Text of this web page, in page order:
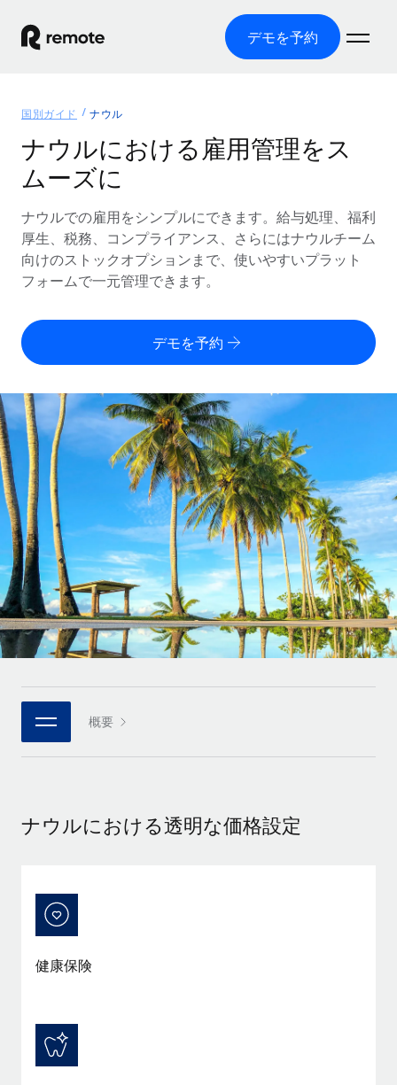
デモを予約
グローバル雇用
グローバル給与処理
コンプライアンス対応の給与処理を手軽に
Employer of Record（EOR）
グローバル展開をコストをかけずに実現
Contractor of Record
世界中の契約社員と法令を遵守して契約
世界中の契約社員をオンボーディングし、管理
複雑な雇用関連業務を外部委託
インフラ
Remote統合
人事機能をワークフローにシームレスに統合する
プラットフォーム
チームのための人事の基本機能を内蔵
接続 新しい
当社のMCPを使用して、あらゆるAIツールをRemoteに接続
統合
基本的なビジネスツールを活用して業務プロセスを効率化す
サービス
バックグラウンドチェック
候補者の選考プロセスをシンプルに
Compliance Watchtower
デバイス管理
ITデバイスを世界規模で提供・管理
ソリューション
各国の制度に対応
国別ガイド
/国別のグローバル雇用支援を検索する
Remoteを他社と比較
成長の段階
スタートアップ
成長中の企業向けのアジャイルなグローバルHR・給与処理ソ
ミッドマーケット
カスタマイズされた人事ソリューションでチームを拡大する
企業
大企業向けのグローバルHR
パートナーに登録
戦略的テクノロジーパートナー
グローバルな人事機能を柔軟に自社プラットフォームへ統合
Remote Build
近日リリース予定
活用事例
Reverse Tech、契約社員管理と給与処理でRemote
と戦略的提携
Reverse...
詳細を見る
リソース
ツールと計算ツール
従業員コスト計算ツール
契約社員の報酬計算ツール
グローバルな契約社員向けに、通貨オプションと支払スピー
ドを確認する
REMOTEで学習
リサーチおよびガイド
活用事例
HR用語集
チェックリストおよびテンプレート
職務内容ライブラリ
ウェビナー
イベント
給与・人材情報
サポートを依頼する
すべてのリソースを表示する
グローバル給与処理
EORおよびPEO
価格
English
Nederlands
Français
Deutsch
Español
Italiano
Português (Portugal)
日本語
한국어
ログイン
国別ガイド ナウル
ナウルにおける雇用管理をス
ムーズに
ナウルでの雇用をシンプルにできます。給与処理、福利
厚生、税務、コンプライアンス、さらにはナウルチーム
向けのストックオプションまで、使いやすいプラット
フォームで一元管理できます。
デモを予約
概要
ナウルにおける透明な価格設定
健康保険